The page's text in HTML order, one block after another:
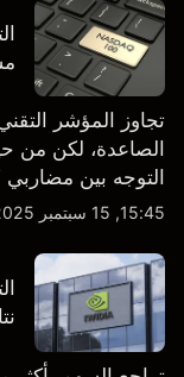
تجاوز المؤشر
الصاعدة، لكن من
التوجه بين مضاربي CoT وعملاء Capital.com.
15:45, 15 سبتمبر 2025